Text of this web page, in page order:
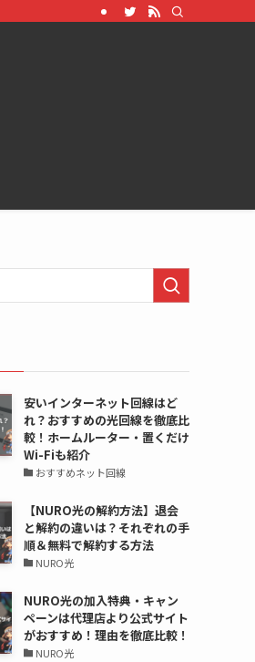
安いインターネット回線はど
れ？おすすめの光回線を徹底比
較！ホームルーター・置くだけ
Wi-Fiも紹介
おすすめネット回線
【NURO光の解約方法】退会
と解約の違いは？それぞれの手
順＆無料で解約する方法
NURO光
NURO光の加入特典・キャン
ペーンは代理店より公式サイト
がおすすめ！理由を徹底比較！
NURO光